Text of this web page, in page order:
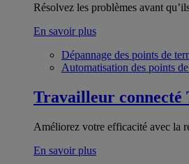
Résolvez les problèmes avant
En savoir plus
Dépannage des points de
Automatisation des points
Travailleur connecté
Améliorez votre efficacité avec la
En savoir plus